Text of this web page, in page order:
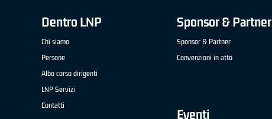
Dentro LNP
Chi siamo
Persone
Albo corso dirigenti
LNP Servizi
Contatti
Sponsor & Partner
Sponsor & Partner
Convenzioni in atto
Eventi